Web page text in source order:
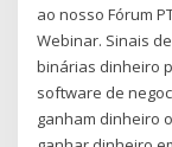
ao nosso Fórum
Webinar. Sinais
binárias dinheiro
software de
ganham dinheiro